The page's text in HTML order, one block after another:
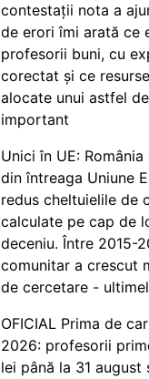
contestații nota a
de erori îmi arată ce
profesorii buni, cu
corectat și ce
alocate unui astfel
important
Unici în UE:
din întreaga Uniune
redus cheltuielile de
calculate pe cap de
deceniu. Între 2015-
comunitar a crescut
de cercetare -
OFICIAL Prima de
2026: profesorii
lei până la 31